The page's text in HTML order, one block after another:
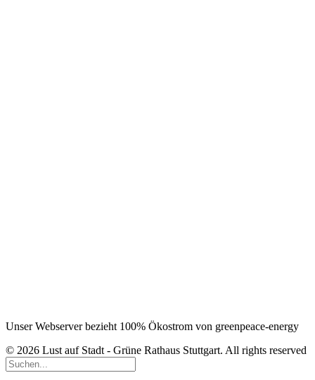
Unser Webserver bezieht 100% Ökostrom von greenpeace-energy
© 2026 Lust auf Stadt - Grüne Rathaus Stuttgart. All rights reserved